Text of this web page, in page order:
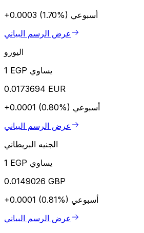
+0.0003 (1.70%) أسبوعي
عرض الرسم البياني
اليورو
1 EGP يساوي
0.0173694 EUR
+0.0001 (0.80%) أسبوعي
عرض الرسم البياني
الجنيه البريطاني
1 EGP يساوي
0.0149026 GBP
+0.0001 (0.81%) أسبوعي
عرض الرسم البياني